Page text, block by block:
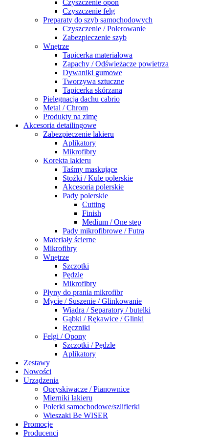
Czyszczenie opon
Czyszczenie felg
Preparaty do szyb samochodowych
Czyszczenie / Polerowanie
Zabezpieczenie szyb
Wnętrze
Tapicerka materiałowa
Zapachy / Odświeżacze powietrza
Dywaniki gumowe
Tworzywa sztuczne
Tapicerka skórzana
Pielęgnacja dachu cabrio
Metal / Chrom
Produkty na zimę
Akcesoria detailingowe
Zabezpieczenie lakieru
Aplikatory
Mikrofibry
Korekta lakieru
Taśmy maskujące
Stożki / Kule polerskie
Akcesoria polerskie
Pady polerskie
Cutting
Finish
Medium / One step
Pady mikrofibrowe / Futra
Materiały ścierne
Mikrofibry
Wnętrze
Szczotki
Pędzle
Mikrofibry
Płyny do prania mikrofibr
Mycie / Suszenie / Glinkowanie
Wiadra / Separatory / butelki
Gąbki / Rękawice / Glinki
Ręczniki
Felgi / Opony
Szczotki / Pędzle
Aplikatory
Zestawy
Nowości
Urządzenia
Opryskiwacze / Pianownice
Mierniki lakieru
Polerki samochodowe/szlifierki
Wieszaki Be WISER
Promocje
Producenci